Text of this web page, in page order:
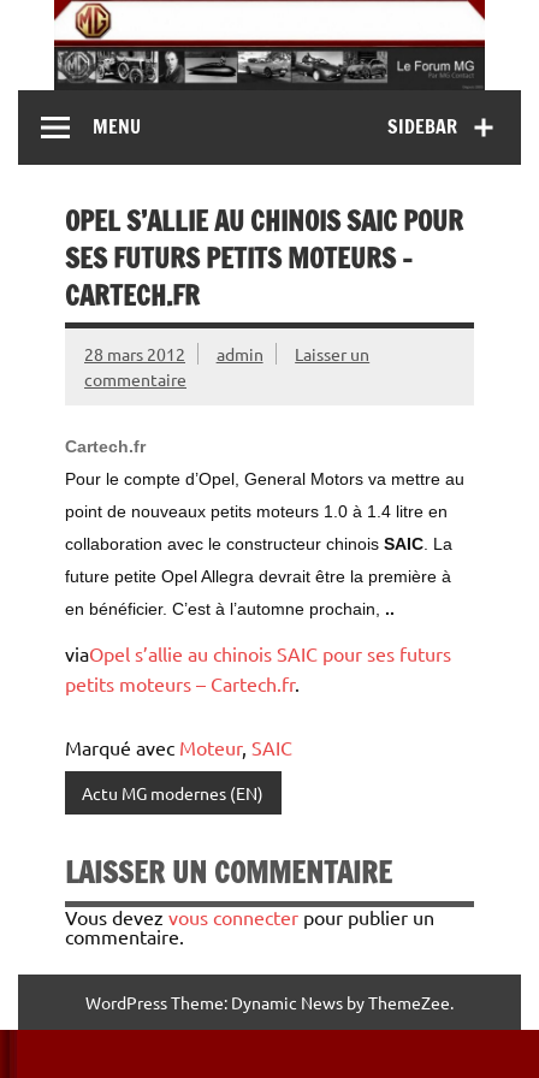
content
MG Contact
MG B, MG F, MG A, Midget…)SIDEBAR
MENU
OPEL S’ALLIE AU CHINOIS SAIC POUR
SES FUTURS PETITS MOTEURS –
CARTECH.FR
28 mars 2012 admin
Laisser un
commentaire
Cartech.fr
Pour le compte d’Opel, General Motors va mettre au
point de nouveaux petits moteurs 1.0 à 1.4 litre en
collaboration avec le constructeur chinois SAIC. La
future petite Opel Allegra devrait être la première à
en bénéficier. C’est à l’automne prochain, ..
viaOpel s’allie au chinois SAIC pour ses futurs
petits moteurs – Cartech.fr.
Marqué avec Moteur, SAIC
Actu MG modernes (EN)
LAISSER UN COMMENTAIRE
Vous devez vous connecter pour publier un
commentaire.
WordPress Theme: Dynamic News by ThemeZee.